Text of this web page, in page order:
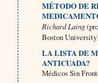
MÉTODO DE
Richard Laing
Boston
LA LISTA DE
ANTICUADA?
Médicos Sin